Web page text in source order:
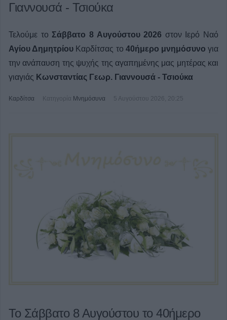
Γιαννουσά - Τσιούκα
Τελούμε το Σάββατο 8 Αυγούστου 2026 στον Ιερό Ναό
Αγίου Δημητρίου Καρδίτσας το 40ήμερο μνημόσυνο για
την ανάπαυση της ψυχής της αγαπημένης μας μητέρας και
γιαγιάς Κωνσταντίας Γεωρ. Γιαννουσά - Τσιούκα
Καρδίτσα Κατηγορία Μνημόσυνα 5 Αυγούστου 2026, 20:25
Το Σάββατο 8 Αυγούστου το 40ήμερο